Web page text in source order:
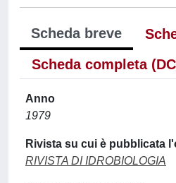
Scheda breve
Scheda completa
Anno
1979
Rivista su cui è pubblicata
RIVISTA DI IDROBIOLOGIA